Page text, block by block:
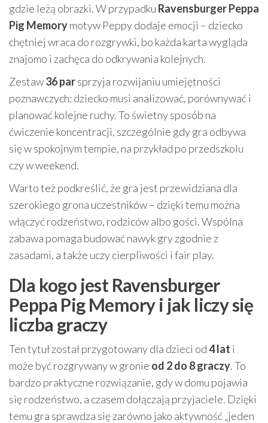
gdzie leżą obrazki. W przypadku Ravensburger Peppa
Pig Memorymotyw Peppy dodaje emocji – dziecko
chętniej wraca do rozgrywki, bo każda karta wygląda
znajomo i zachęca do odkrywania kolejnych.
Zestaw36 parsprzyja rozwijaniu umiejętności
poznawczych: dziecko musi analizować, porównywać i
planować kolejne ruchy. To świetny sposób na
ćwiczenie koncentracji, szczególnie gdy gra odbywa
się w spokojnym tempie, na przykład po przedszkolu
czy w weekend.
Warto też podkreślić, że gra jest przewidziana dla
szerokiego grona uczestników – dzięki temu można
włączyć rodzeństwo, rodziców albo gości. Wspólna
zabawa pomaga budować nawyk gry zgodnie z
zasadami, a także uczy cierpliwości i fair play.
Dla kogo jest Ravensburger
Peppa Pig Memory i jak liczy się
liczba graczy
Ten tytuł został przygotowany dla dzieci od4 lat i
może być rozgrywany w gronie od 2 do 8 graczy. To
bardzo praktyczne rozwiązanie, gdy w domu pojawia
się rodzeństwo, a czasem dołączają przyjaciele. Dzięki
temu gra sprawdza się zarówno jako aktywność „jeden